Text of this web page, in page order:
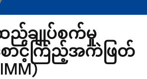
ထည်ချုပ်စက်မှု
ောင့်ကြည့်အကဲဖြတ်